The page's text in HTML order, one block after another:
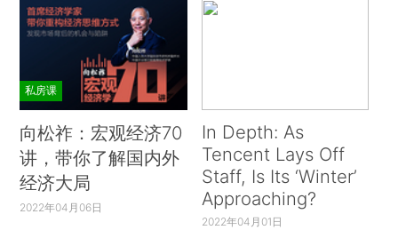
私房课
向松祚：宏观经济70
讲，带你了解国内外
经济大局
2022年04月06日
In Depth: As
Tencent Lays Off
Staff, Is Its ‘Winter’
Approaching?
2022年04月01日